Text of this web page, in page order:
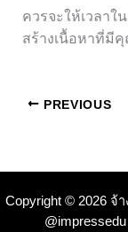
ควรจะให้เวลาใ
สร้างเนื้อหาที่มี
PREVIOUS
Copyright © 2026 จ้